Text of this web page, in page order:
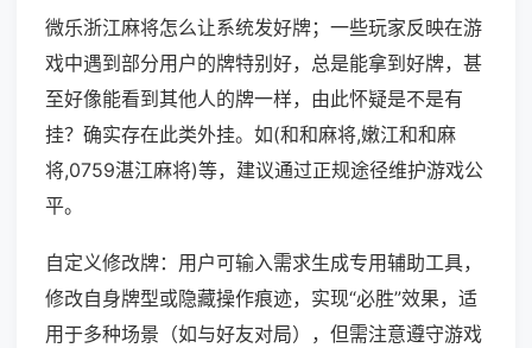
微乐浙江麻将怎么让系统发好牌；一些玩家反映在游
戏中遇到部分用户的牌特别好，总是能拿到好牌，甚
至好像能看到其他人的牌一样，由此怀疑是不是有
挂？确实存在此类外挂。如(和和麻将,嫩江和和麻
将,0759湛江麻将)等，建议通过正规途径维护游戏公
平。
自定义修改牌：用户可输入需求生成专用辅助工具，
修改自身牌型或隐藏操作痕迹，实现“必胜”效果，适
用于多种场景（如与好友对局），但需注意遵守游戏